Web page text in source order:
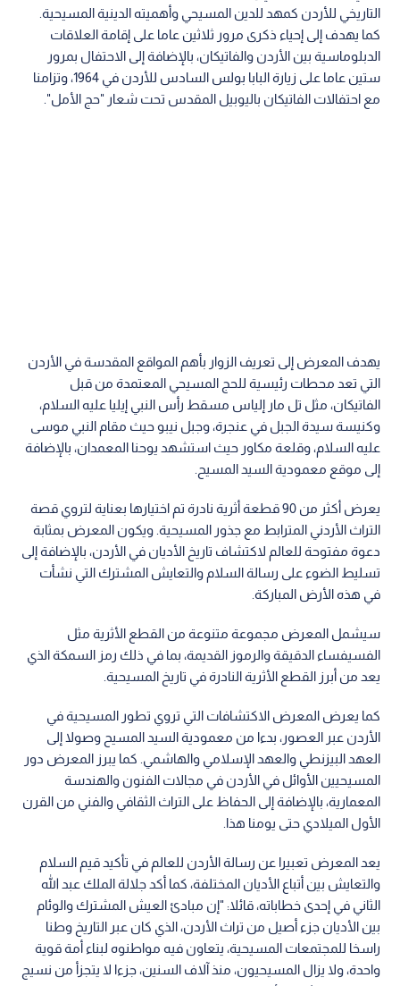
التاريخي للأردن كمهد للدين المسيحي وأهميته الدينية المسيحية.
كما يهدف إلى إحياء ذكرى مرور ثلاثين عاما على إقامة العلاقات
الدبلوماسية بين الأردن والفاتيكان، بالإضافة إلى الاحتفال بمرور
ستين عاما على زيارة البابا بولس السادس للأردن في 1964، وتزامنا
مع احتفالات الفاتيكان باليوبيل المقدس تحت شعار "حج الأمل".
يهدف المعرض إلى تعريف الزوار بأهم المواقع المقدسة في الأردن
التي تعد محطات رئيسية للحج المسيحي المعتمدة من قبل
الفاتيكان، مثل تل مار إلياس مسقط رأس النبي إيليا عليه السلام،
وكنيسة سيدة الجبل في عنجرة، وجبل نيبو حيث مقام النبي موسى
عليه السلام، وقلعة مكاور حيث استشهد يوحنا المعمدان، بالإضافة
إلى موقع معمودية السيد المسيح.
يعرض أكثر من 90 قطعة أثرية نادرة تم اختيارها بعناية لتروي قصة
التراث الأردني المترابط مع جذور المسيحية. ويكون المعرض بمثابة
دعوة مفتوحة للعالم لاكتشاف تاريخ الأديان في الأردن، بالإضافة إلى
تسليط الضوء على رسالة السلام والتعايش المشترك التي نشأت
في هذه الأرض المباركة.
سيشمل المعرض مجموعة متنوعة من القطع الأثرية مثل
الفسيفساء الدقيقة والرموز القديمة، بما في ذلك رمز السمكة الذي
يعد من أبرز القطع الأثرية النادرة في تاريخ المسيحية.
كما يعرض المعرض الاكتشافات التي تروي تطور المسيحية في
الأردن عبر العصور، بدءا من معمودية السيد المسيح وصولا إلى
العهد البيزنطي والعهد الإسلامي والهاشمي. كما يبرز المعرض دور
المسيحيين الأوائل في الأردن في مجالات الفنون والهندسة
المعمارية، بالإضافة إلى الحفاظ على التراث الثقافي والفني من القرن
الأول الميلادي حتى يومنا هذا.
يعد المعرض تعبيرا عن رسالة الأردن للعالم في تأكيد قيم السلام
والتعايش بين أتباع الأديان المختلفة، كما أكد جلالة الملك عبد الله
الثاني في إحدى خطاباته، قائلا: "إن مبادئ العيش المشترك والوئام
بين الأديان جزء أصيل من تراث الأردن، الذي كان عبر التاريخ وطنا
راسخا للمجتمعات المسيحية، يتعاون فيه مواطنوه لبناء أمة قوية
واحدة، ولا يزال المسيحيون، منذ آلاف السنين، جزءا لا يتجزأ من نسيج